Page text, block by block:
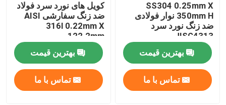
SS304 0.25mm X
350mm H نوار فولادی
ضد زنگ نورد سرد
JISG4313
بهترین قیمت
تماس با ما
کویل های نورد سرد فولاد
ضد زنگ سفارشی AISI
316l 0.22mm X
122.2mm
بهترین قیمت
تماس با ما